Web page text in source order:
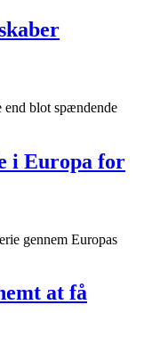
end blot spændende
i Europa for
gennem Europas
at få